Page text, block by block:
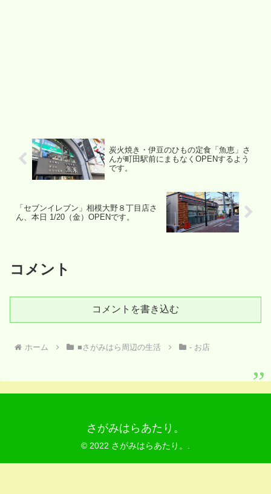
炭火焼き・伊豆のひもの定食「魚恵」さ
んが町田駅前にまもなくOPENするよう
です。
「セブンイレブン」相模大野８丁目店さ
ん、本日 1/20（金）OPENです。
コメント
コメントを書き込む
ホーム ■さがみはら周辺の生活 - お店
さがみはらあたり。
© 2022 さがみはらあたり。.